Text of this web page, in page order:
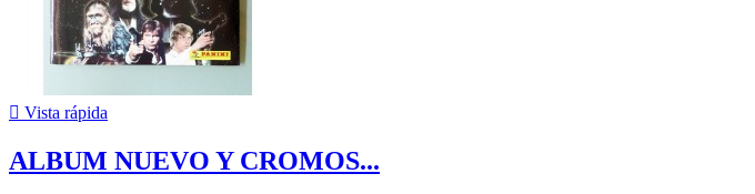
 Vista rápida
ALBUM NUEVO Y CROMOS...